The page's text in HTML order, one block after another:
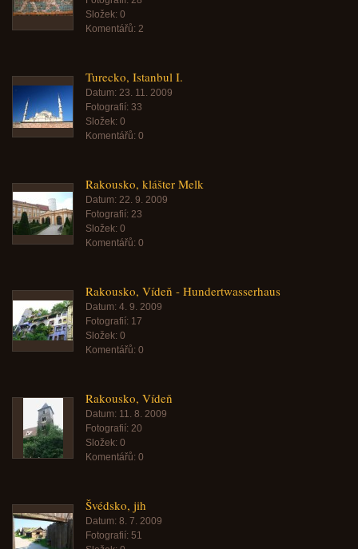
Složek: 0
Komentářů: 2
Turecko, Istanbul I.
Datum: 23. 11. 2009
Fotografií: 33
Složek: 0
Komentářů: 0
Rakousko, klášter Melk
Datum: 22. 9. 2009
Fotografií: 23
Složek: 0
Komentářů: 0
Rakousko, Vídeň - Hundertwasserhaus
Datum: 4. 9. 2009
Fotografií: 17
Složek: 0
Komentářů: 0
Rakousko, Vídeň
Datum: 11. 8. 2009
Fotografií: 20
Složek: 0
Komentářů: 0
Švédsko, jih
Datum: 8. 7. 2009
Fotografií: 51